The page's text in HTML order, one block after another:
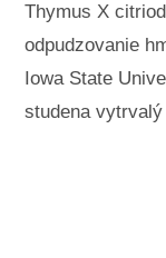
Thymus X
odpudzovanie
Iowa State
studena vytrvalý